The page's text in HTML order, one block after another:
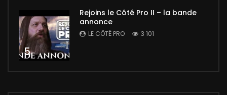
5
Rejoins le Côté Pro II – la bande
annonce
LE CÔTÉ PRO 3 101